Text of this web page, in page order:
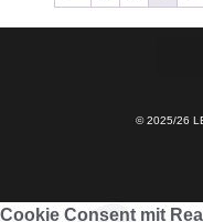
© 2025/26
Cookie Consent mit